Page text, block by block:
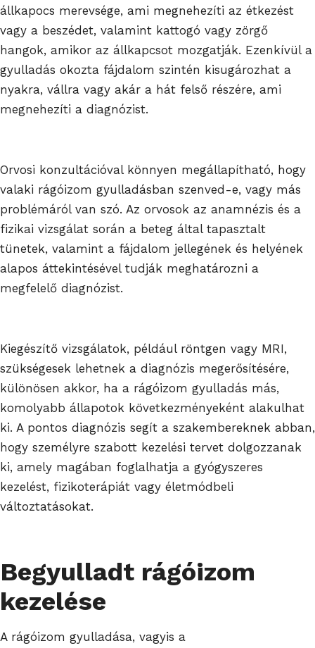
állkapocs merevsége, ami megnehezíti az étkezést
vagy a beszédet, valamint kattogó vagy zörgő
hangok, amikor az állkapcsot mozgatják. Ezenkívül a
gyulladás okozta fájdalom szintén kisugározhat a
nyakra, vállra vagy akár a hát felső részére, ami
megnehezíti a diagnózist.
Orvosi konzultációval könnyen megállapítható, hogy
valaki rágóizom gyulladásban szenved-e, vagy más
problémáról van szó. Az orvosok az anamnézis és a
fizikai vizsgálat során a beteg által tapasztalt
tünetek, valamint a fájdalom jellegének és helyének
alapos áttekintésével tudják meghatározni a
megfelelő diagnózist.
Kiegészítő vizsgálatok, például röntgen vagy MRI,
szükségesek lehetnek a diagnózis megerősítésére,
különösen akkor, ha a rágóizom gyulladás más,
komolyabb állapotok következményeként alakulhat
ki. A pontos diagnózis segít a szakembereknek abban,
hogy személyre szabott kezelési tervet dolgozzanak
ki, amely magában foglalhatja a gyógyszeres
kezelést, fizikoterápiát vagy életmódbeli
változtatásokat.
Begyulladt rágóizom
kezelése
A rágóizom gyulladása, vagyis a